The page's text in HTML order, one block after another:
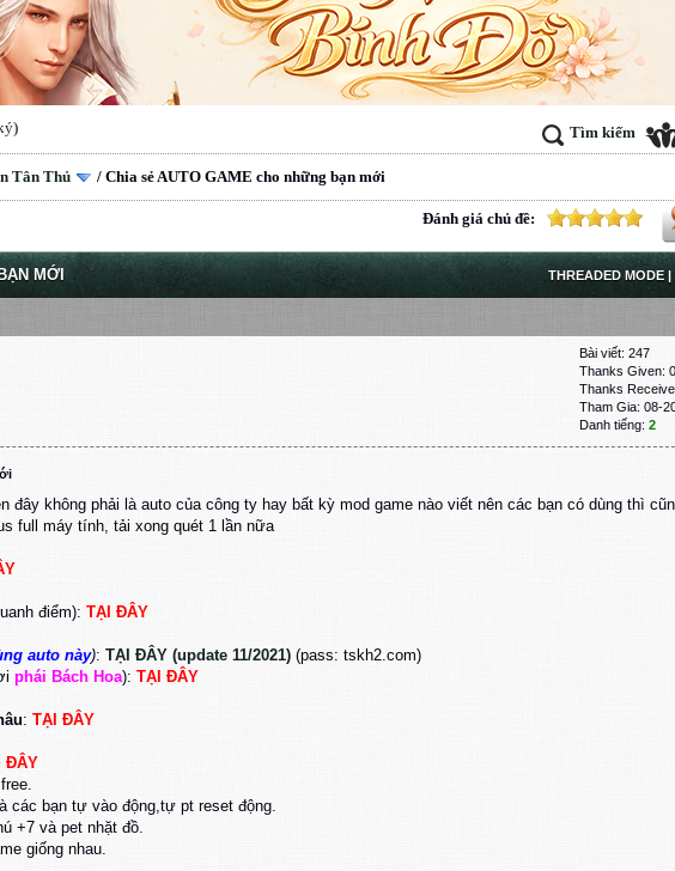
Tìm kiếm
)
Tân Thủ / Chia sẻ AUTO GAME cho những bạn mới
Đánh giá chủ đề:
THREADED MODE |
MỚI
Bài viết: 247
Thanks Given: 0
Thanks
Tham Gia: 08-
Danh tiếng: 2
đây không phải là auto của công ty hay bất kỳ mod game nào viết nên các bạn có dùng thì
full máy tính, tải xong quét 1 lần nữa
điểm): TẠI ĐÂY
auto này): TẠI ĐÂY (update 11/2021) (pass: tskh2.com)
phái Bách Hoa): TẠI ĐÂY
: TẠI ĐÂY
ĐÂY
các bạn tự vào động,tự pt reset động.
+7 và pet nhặt đồ.
giống nhau.